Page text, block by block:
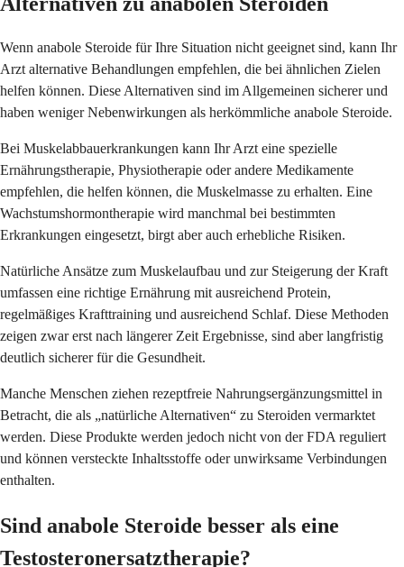
Wenn anabole Steroide für Ihre Situation nicht geeignet sind, kann Ihr
Arzt alternative Behandlungen empfehlen, die bei ähnlichen Zielen
helfen können. Diese Alternativen sind im Allgemeinen sicherer und
haben weniger Nebenwirkungen als herkömmliche anabole Steroide.
Bei Muskelabbauerkrankungen kann Ihr Arzt eine spezielle
Ernährungstherapie, Physiotherapie oder andere Medikamente
empfehlen, die helfen können, die Muskelmasse zu erhalten. Eine
Wachstumshormontherapie wird manchmal bei bestimmten
Erkrankungen eingesetzt, birgt aber auch erhebliche Risiken.
Natürliche Ansätze zum Muskelaufbau und zur Steigerung der Kraft
umfassen eine richtige Ernährung mit ausreichend Protein,
regelmäßiges Krafttraining und ausreichend Schlaf. Diese Methoden
zeigen zwar erst nach längerer Zeit Ergebnisse, sind aber langfristig
deutlich sicherer für die Gesundheit.
Manche Menschen ziehen rezeptfreie Nahrungsergänzungsmittel in
Betracht, die als „natürliche Alternativen“ zu Steroiden vermarktet
werden. Diese Produkte werden jedoch nicht von der FDA reguliert
und können versteckte Inhaltsstoffe oder unwirksame Verbindungen
enthalten.
Sind anabole Steroide besser als eine
Testosteronersatztherapie?